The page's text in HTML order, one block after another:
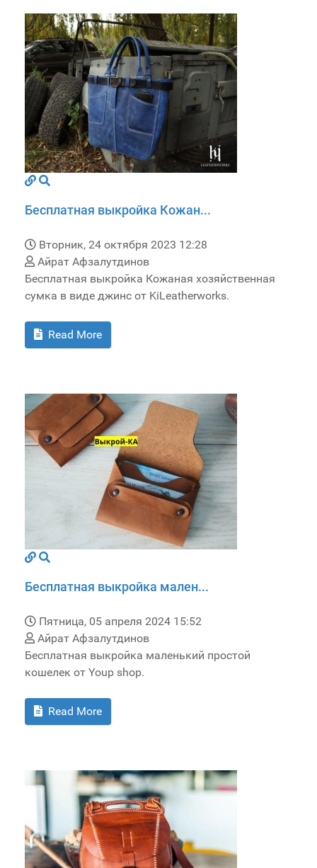
Бесплатная выкройка Кожан...
Вторник, 24 октября 2023 12:28
Айрат Афзалутдинов
Бесплатная выкройка Кожаная хозяйственная
сумка в виде джинс от KiLeatherworks.
Read More
Бесплатная выкройка мален...
Пятница, 05 апреля 2024 15:52
Айрат Афзалутдинов
Бесплатная выкройка маленький простой
кошелек от Youp shop.
Read More